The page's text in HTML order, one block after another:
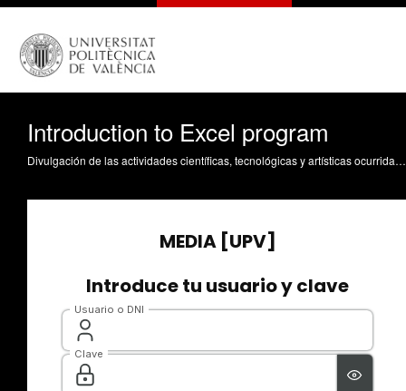
Introduction to Excel program
Divulgación de las actividades científicas, tecnológicas y artísticas ocurridas en los tres campus de la UPV